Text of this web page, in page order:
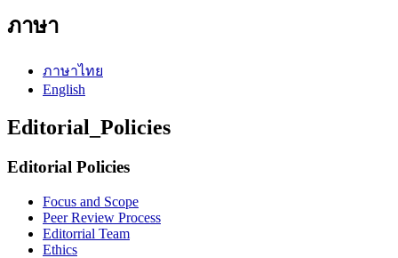
ภาษา
ภาษาไทย
English
Editorial_Policies
Editorial Policies
Focus and Scope
Peer Review Process
Editorrial Team
Ethics